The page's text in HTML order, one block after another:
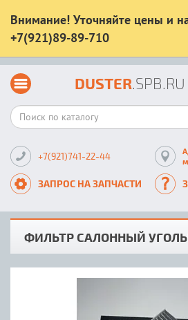
Внимание! Уточняйте цены и
+7(921)89-89-710
DUSTER.SPB.RU
+7(921)741-22-44
ЗАПРОС НА ЗАПЧАСТИ
ФИЛЬТР САЛОННЫЙ